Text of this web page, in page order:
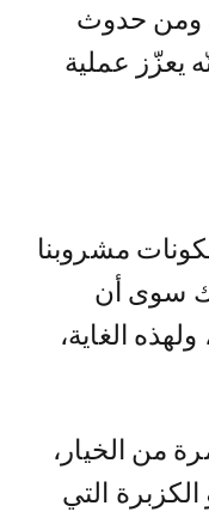
ومن حدوث
يعزّز عملية
مشروبنا
سوى أن
الغاية،
من الخيار،
التي